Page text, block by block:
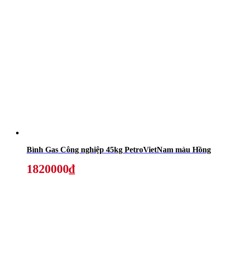
Bình Gas Công nghiệp 45kg PetroVietNam màu Hồng
1820000₫